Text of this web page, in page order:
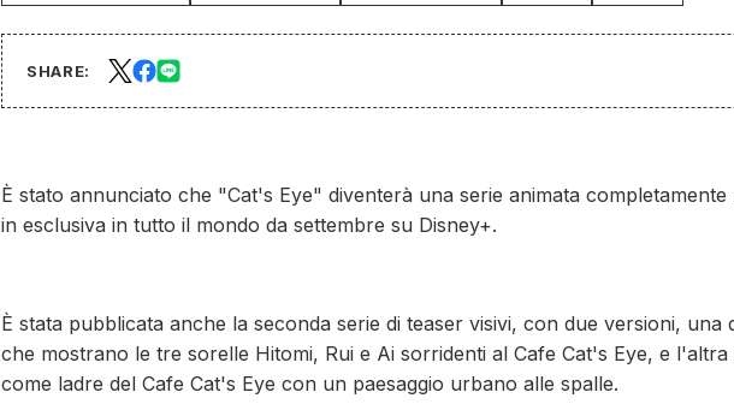
SHARE:
È stato annunciato che "Cat's Eye" diventerà una serie animata
in esclusiva in tutto il mondo da settembre su Disney+.
È stata pubblicata anche la seconda serie di teaser visivi, con due versioni,
che mostrano le tre sorelle Hitomi, Rui e Ai sorridenti al Cafe Cat's Eye, e l'altra
come ladre del Cafe Cat's Eye con un paesaggio urbano alle spalle.